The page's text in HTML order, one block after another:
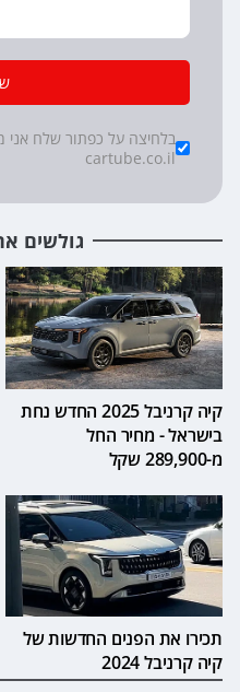
Checkboxes
*
cartube.co.il
גולשים
קיה קרניבל 2025 החדש נחת
בישראל - מחיר החל
מ-289,900 שקל
תכירו את הפנים החדשות של
קיה קרניבל 2024